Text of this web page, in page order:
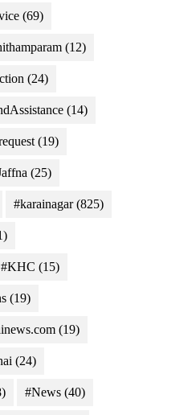
(69)
(12)
(24)
(14)
(19)
(25)
#karainagar(825)
#KHC (15)
(19)
(19)
(24)
#News(40)